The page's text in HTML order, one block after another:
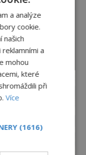
a analýze
cookie.
našich
a
mohou
které
při
Více
(1616)